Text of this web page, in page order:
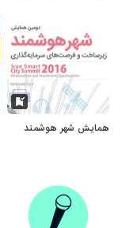
همایش شهر هوشمند